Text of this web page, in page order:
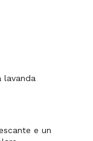
lavanda
e un